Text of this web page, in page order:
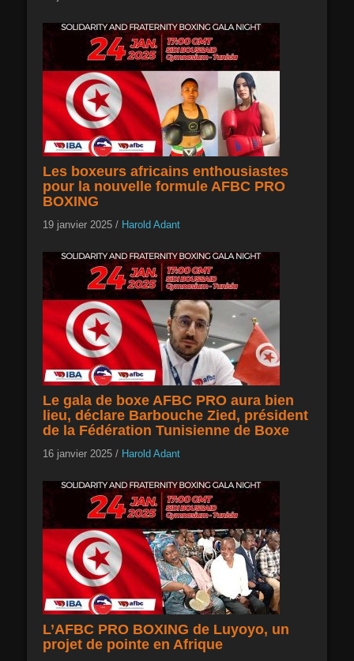
Les boxeurs africains enthousiastes
pour la nouvelle formule AFBC PRO
BOXING
19 janvier 2025 / Harold Adant
Le gala de boxe AFBC PRO aura bien
lieu, déclare Barbouche Zied, président
de la Fédération Tunisienne de Boxe
16 janvier 2025 / Harold Adant
L’AFBC PRO BOXING de Luyoyo, un
projet de pointe en Afrique